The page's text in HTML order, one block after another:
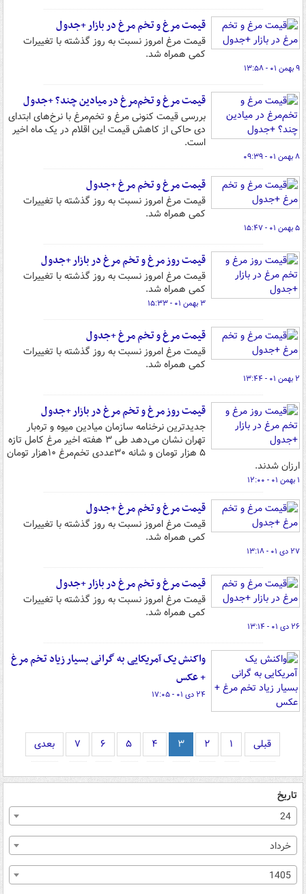
قیمت مرغ و تخم مرغ در بازار +جدول
قیمت مرغ امروز نسبت به روز گذشته با تغییرات
کمی همراه شد.
۹ بهمن ۰۱ - ۱۳:۵۸
قیمت مرغ و تخم‌مرغ در میادین چند؟ +جدول
بررسی قیمت‌ کنونی مرغ و تخم‌مرغ با نرخ‌های ابتدای
دی‌ حاکی از کاهش قیمت این اقلام در یک‌ ماه اخیر
است.
۸ بهمن ۰۱ - ۰۹:۳۹
قیمت مرغ و تخم مرغ +جدول
قیمت مرغ امروز نسبت به روز گذشته با تغییرات
کمی همراه شد.
۵ بهمن ۰۱ - ۱۵:۴۷
قیمت روز مرغ و تخم مرغ در بازار +جدول
قیمت مرغ امروز نسبت به روز گذشته با تغییرات
کمی همراه شد.
۳ بهمن ۰۱ - ۱۵:۳۳
قیمت مرغ و تخم مرغ +جدول
قیمت مرغ امروز نسبت به روز گذشته با تغییرات
کمی همراه شد.
۲ بهمن ۰۱ - ۱۳:۴۴
قیمت روز مرغ و تخم مرغ در بازار +جدول
جدیدترین نرخنامه سازمان میادین میوه و تره‌بار
تهران نشان می‌دهد طی ۳ هفته اخیر مرغ کامل تازه
۵ هزار تومان و شانه ۳۰عددی تخم‌مرغ ۱۰هزار تومان
ارزان شدند.
۱ بهمن ۰۱ - ۱۲:۰۰
قیمت مرغ و تخم مرغ +جدول
قیمت مرغ امروز نسبت به روز گذشته با تغییرات
کمی همراه شد.
۲۷ دی ۰۱ - ۱۳:۱۸
قیمت مرغ و تخم مرغ در بازار +جدول
قیمت مرغ امروز نسبت به روز گذشته با تغییرات
کمی همراه شد.
۲۶ دی ۰۱ - ۱۳:۱۴
واکنش یک آمریکایی به گرانی بسیار زیاد تخم مرغ
+ عکس
۲۴ دی ۰۱ - ۱۷:۰۵
قبلی ۱ ۲ ۳ ۴ ۵ ۶ ۷ بعدی
تاریخ
24
خرداد
1405